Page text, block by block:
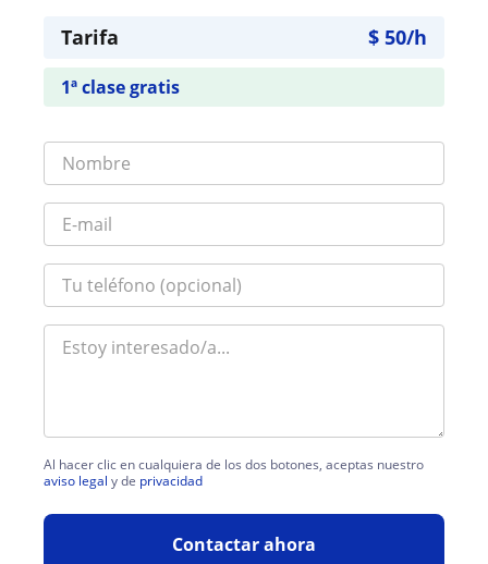
Tarifa $ 50/h
1ª clase gratis
Al hacer clic en cualquiera de los dos botones, aceptas nuestro
aviso legal y de privacidad
Contactar ahora